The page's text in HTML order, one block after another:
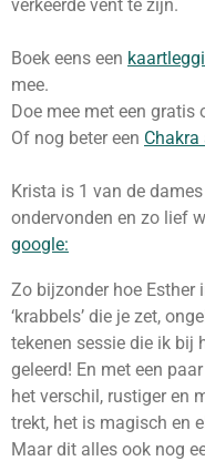
verkeerde vent te zijn.
Boek eens een
mee.
Doe mee met een gratis
Of nog beter een
Krista is 1 van de
ondervonden en zo lief
google:
Zo bijzonder hoe
‘krabbels’ die je zet,
tekenen sessie die ik bij
geleerd! En met een
het verschil, rustiger en
trekt, het is magisch en
Maar dit alles ook nog